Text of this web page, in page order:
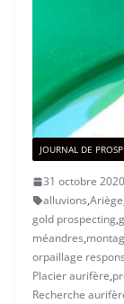
JOURNAL DE
31 octobre 2020
alluvions,Ariège
gold prospecting,
méandres,
orpaillage
Placier aurifère,
Recherche